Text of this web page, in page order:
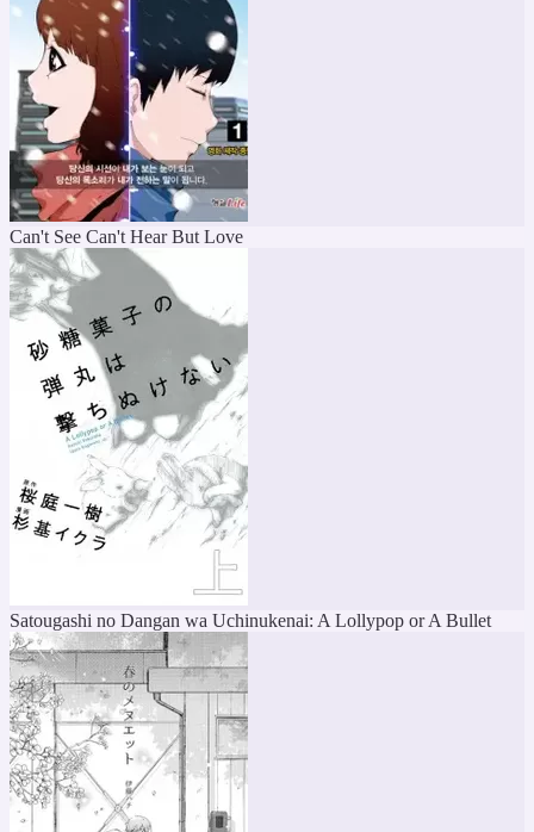
Can't See Can't Hear But Love
Satougashi no Dangan wa Uchinukenai: A Lollypop or A Bullet